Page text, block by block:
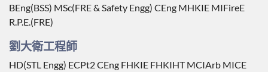
BEng(BSS) MSc(FRE & Safety Engg) CEng MHKIE MIFireE
R.P.E.(FRE)
劉大衛工程師
HD(STL Engg) ECPt2 CEng FHKIE FHKIHT MCIArb MICE